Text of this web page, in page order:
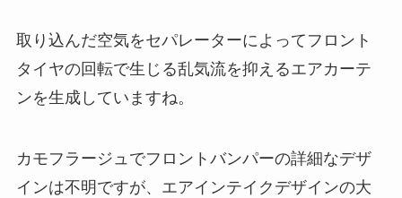
取り込んだ空気をセパレーターによってフロント
タイヤの回転で生じる乱気流を抑えるエアカーテ
ンを生成していますね。
カモフラージュでフロントバンパーの詳細なデザ
インは不明ですが、エアインテイクデザインの大